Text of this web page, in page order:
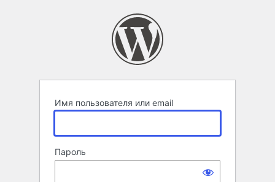
Имя пользователя или email
Пароль